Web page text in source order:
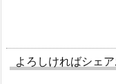
よろしければシェ